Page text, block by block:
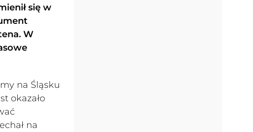
się w
W
na Śląsku
okazało
na